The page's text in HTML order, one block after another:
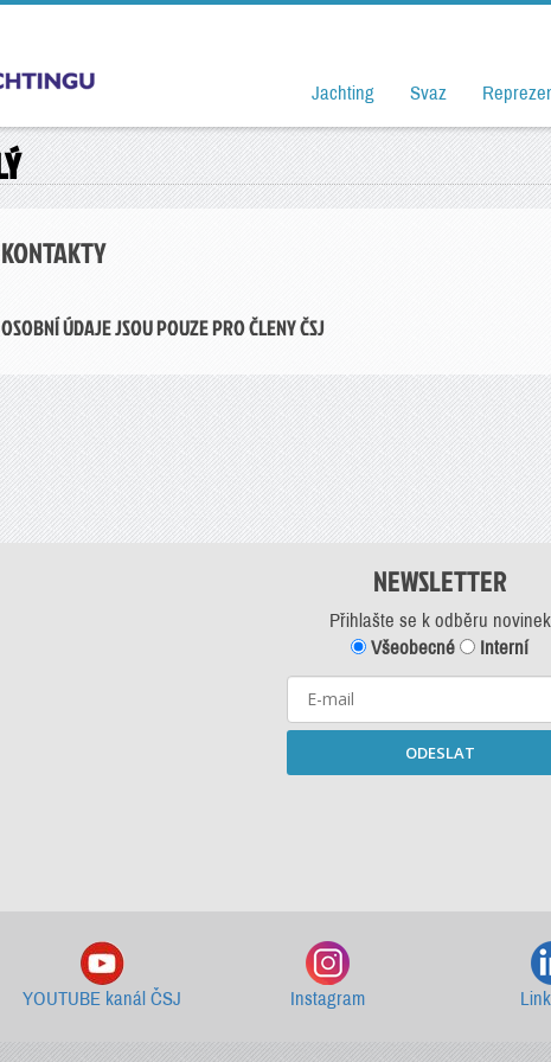
Jachting Svaz
KONTAKTY
OSOBNÍ ÚDAJE JSOU POUZE PRO ČLENY ČSJ
NEWSLETTER
Přihlašte se k odběru novinek
Všeobecné
Interní
ODESLAT
YOUTUBE kanál ČSJ Instagram